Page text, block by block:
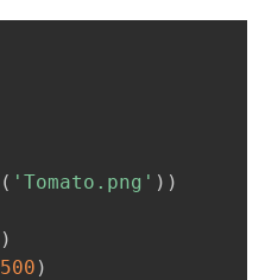
( 'Tomato.png' ) )
)
500 )